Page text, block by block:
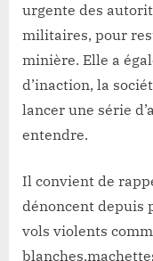
urgente des
militaires, pour
minière. Elle a
d’inaction, la
lancer une série
entendre.
Il convient de
dénoncent depuis
vols violents